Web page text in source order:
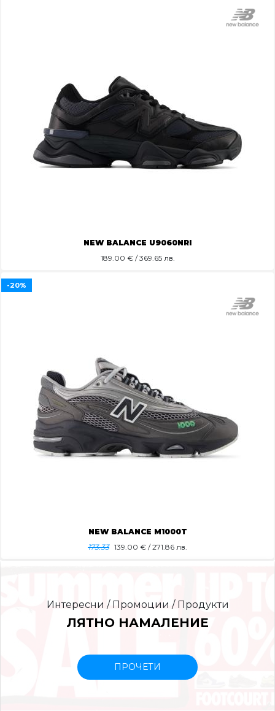
NEW BALANCE U9060NRI
189.00 € / 369.65 лв.
NEW BALANCE M1000T
173.33 139.00 € / 271.86 лв.
-20%
Интересни / Промоции / Продукти
ЛЯТНО НАМАЛЕНИЕ
ПРОЧЕТИ